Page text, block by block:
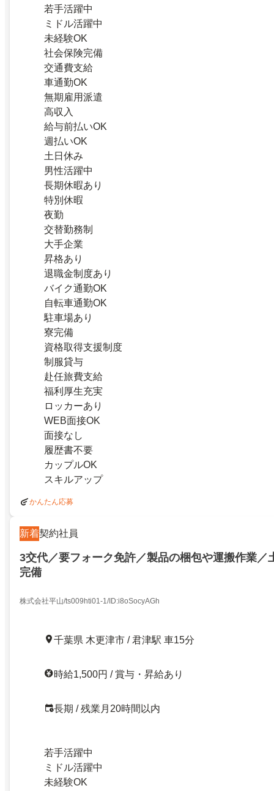
若手活躍中
ミドル活躍中
未経験OK
社会保険完備
交通費支給
車通勤OK
無期雇用派遣
高収入
給与前払いOK
週払いOK
土日休み
男性活躍中
長期休暇あり
特別休暇
夜勤
交替勤務制
大手企業
昇格あり
退職金制度あり
バイク通勤OK
自転車通勤OK
駐車場あり
寮完備
資格取得支援制度
制服貸与
赴任旅費支給
福利厚生充実
ロッカーあり
WEB面接OK
面接なし
履歴書不要
カップルOK
スキルアップ
かんたん応募
新着契約社員
3交代／要フォーク免許／製品の梱包や運搬作業／
完備
株式会社平山/ts009hti01-1/ID:i8oSocyAGh
千葉県 木更津市 / 君津駅 車15分
時給1,500円 / 賞与・昇給あり
長期 / 残業月20時間以内
若手活躍中
ミドル活躍中
未経験OK